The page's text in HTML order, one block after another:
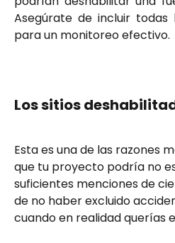
Asegúrate de incluir
para un monitoreo efectivo.
Los sitios
Esta es una de las razones
que tu proyecto podría no
suficientes menciones de
de no haber excluido
cuando en realidad querías